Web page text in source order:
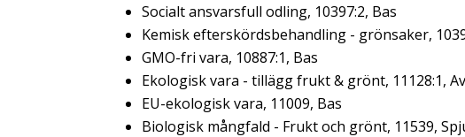
Socialt ansvarsfull odling, 10397:2, Bas
Kemisk efterskördsbehandling - grönsaker,
GMO-fri vara, 10887:1, Bas
Ekologisk vara - tillägg frukt & grönt, 11128:1,
EU-ekologisk vara, 11009, Bas
Biologisk mångfald - Frukt och grönt, 11539,